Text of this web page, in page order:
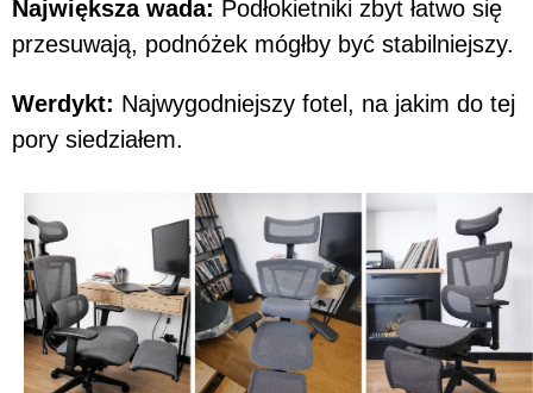
Największa wada: Podłokietniki zbyt łatwo się
przesuwają, podnóżek mógłby być stabilniejszy.
Werdykt: Najwygodniejszy fotel, na jakim do tej
pory siedziałem.